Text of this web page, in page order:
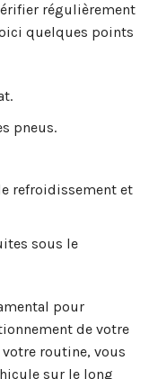
régulièrement
quelques points
pneus.
refroidissement et
sous le
pour
de votre
routine, vous
sur le long